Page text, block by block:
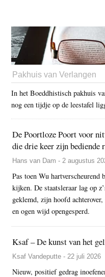
Pakhuis van Verlangen
In het Boeddhistisch pakhuis
nog een tijdje op de leestafel
De Poortloze Poort voor
die drie keer zijn bediende
Hans van Dam - 2 augustus
Pas toen Wu hartverscheurend
kijken. De staatsleraar lag op
geklemd, zijn hoofd
en ogen wijd opengesperd.
Ksaf – De kunst van het
Ksaf Vandeputte - 22 juli 2026
Nieuw, positief gedrag